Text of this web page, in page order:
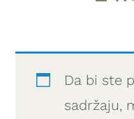
Da bi ste
sadržaju,